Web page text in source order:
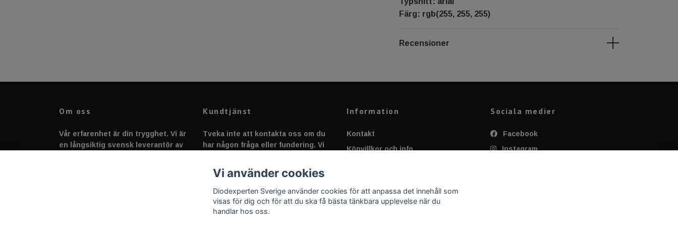
Färg: rgb(255, 255, 255)
Recensioner
Om oss
Vår erfarenhet är din trygghet. Vi är
en långsiktig svensk leverantör av
Kundtjänst
Tveka inte att kontakta oss om du
har någon fråga eller fundering. Vi
Information
Kontakt
Köpvillkor och info
Applicering av Dekal
Sociala medier
Facebook
Instagram
Vi använder cookies
Diodexperten Sverige använder cookies för att anpassa det innehåll som
visas för dig och för att du ska få bästa tänkbara upplevelse när du
handlar hos oss.